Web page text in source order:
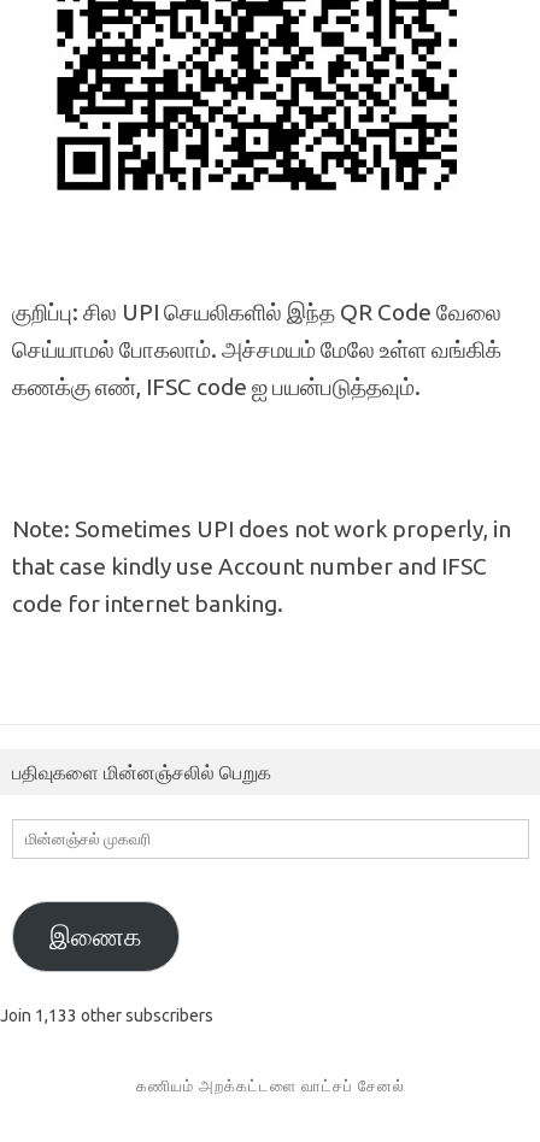
குறிப்பு: சில UPI செயலிகளில் இந்த QR Code வேலை
செய்யாமல் போகலாம். அச்சமயம் மேலே உள்ள வங்கிக்
கணக்கு எண், IFSC code ஐ பயன்படுத்தவும்.
Note: Sometimes UPI does not work properly, in
that case kindly use Account number and IFSC
code for internet banking.
பதிவுகளை மின்னஞ்சலில் பெறுக
மின்னஞ்சல்
முகவரி
இணைக
Join 1,133 other subscribers
கணியம் அறக்கட்டளை வாட்சப் சேனல்